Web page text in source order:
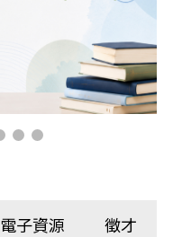
電子資源 徵才